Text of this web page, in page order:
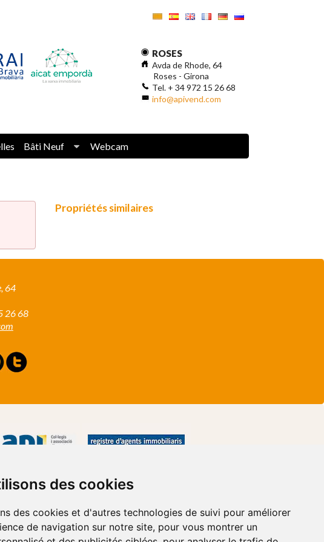
des cookies
des cookies et d'autres technologies de suivi pour améliorer
de navigation sur notre site, pour vous montrer un
ROSES
Avda de Rhode, 64
Roses - Girona
Tel. + 34 972 15 26 68
info@apivend.com
Bâti Neuf Webcam
Propriétés similaires
64
26 68